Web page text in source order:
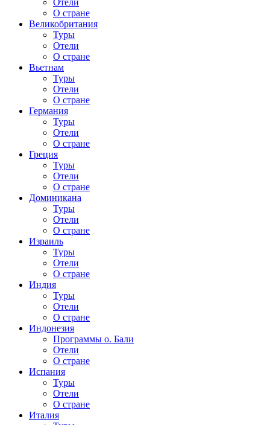
Отели
О стране
Великобритания
Туры
Отели
О стране
Вьетнам
Туры
Отели
О стране
Германия
Туры
Отели
О стране
Греция
Туры
Отели
О стране
Доминикана
Туры
Отели
О стране
Израиль
Туры
Отели
О стране
Индия
Туры
Отели
О стране
Индонезия
Программы о. Бали
Отели
О стране
Испания
Туры
Отели
О стране
Италия